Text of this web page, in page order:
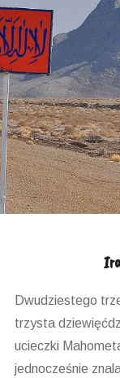
Dwudziestego
trzysta
ucieczki
jednocześnie